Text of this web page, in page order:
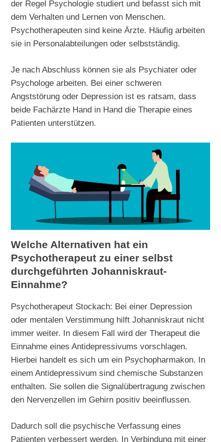
der Regel Psychologie studiert und befasst sich mit
dem Verhalten und Lernen von Menschen.
Psychotherapeuten sind keine Ärzte. Häufig arbeiten
sie in Personalabteilungen oder selbstständig.
Je nach Abschluss können sie als Psychiater oder
Psychologe arbeiten. Bei einer schweren
Angststörung oder Depression ist es ratsam, dass
beide Fachärzte Hand in Hand die Therapie eines
Patienten unterstützen.
Welche Alternativen hat ein
Psychotherapeut zu einer selbst
durchgeführten Johanniskraut-
Einnahme?
Psychotherapeut Stockach: Bei einer Depression
oder mentalen Verstimmung hilft Johanniskraut nicht
immer weiter. In diesem Fall wird der Therapeut die
Einnahme eines Antidepressivums vorschlagen.
Hierbei handelt es sich um ein Psychopharmakon. In
einem Antidepressivum sind chemische Substanzen
enthalten. Sie sollen die Signalübertragung zwischen
den Nervenzellen im Gehirn positiv beeinflussen.
Dadurch soll die psychische Verfassung eines
Patienten verbessert werden. In Verbindung mit einer